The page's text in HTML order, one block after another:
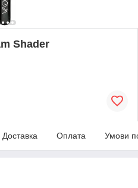
Shader
Доставка Оплата Умови